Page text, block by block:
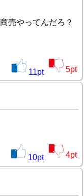
売やってんだろ？
11pt 5pt
10pt 4pt